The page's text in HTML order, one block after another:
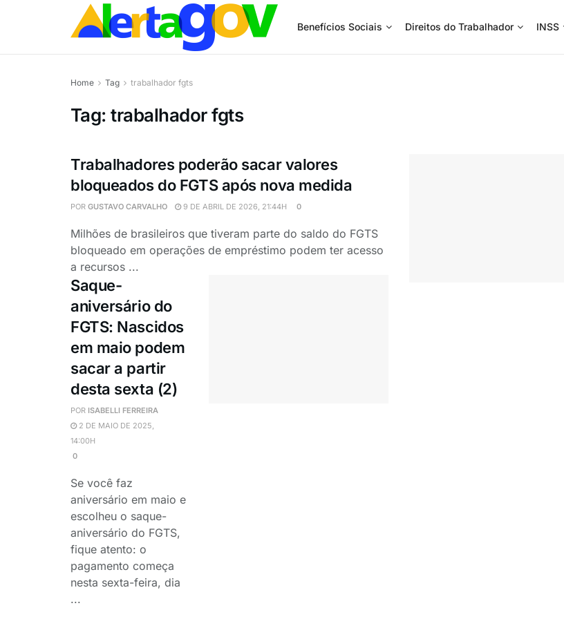
Benefícios Sociais Direitos do Trabalhador INSS
Home Tag trabalhador fgts
Tag:trabalhador fgts
Trabalhadores poderão sacar valores
bloqueados do FGTS após nova medida
POR GUSTAVO CARVALHO 9 DE ABRIL DE 2026, 21:44H 0
Milhões de brasileiros que tiveram parte do saldo do FGTS
bloqueado em operações de empréstimo podem ter acesso
a recursos ...
Saque-
aniversário do
FGTS: Nascidos
em maio podem
sacar a partir
desta sexta (2)
POR ISABELLI FERREIRA
2 DE MAIO DE 2025,
14:00H
0
Se você faz
aniversário em maio e
escolheu o saque-
aniversário do FGTS,
fique atento: o
pagamento começa
nesta sexta-feira, dia
...